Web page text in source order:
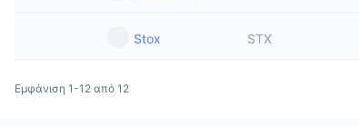
Stox STX
Εμφάνιση 1-12 από 12